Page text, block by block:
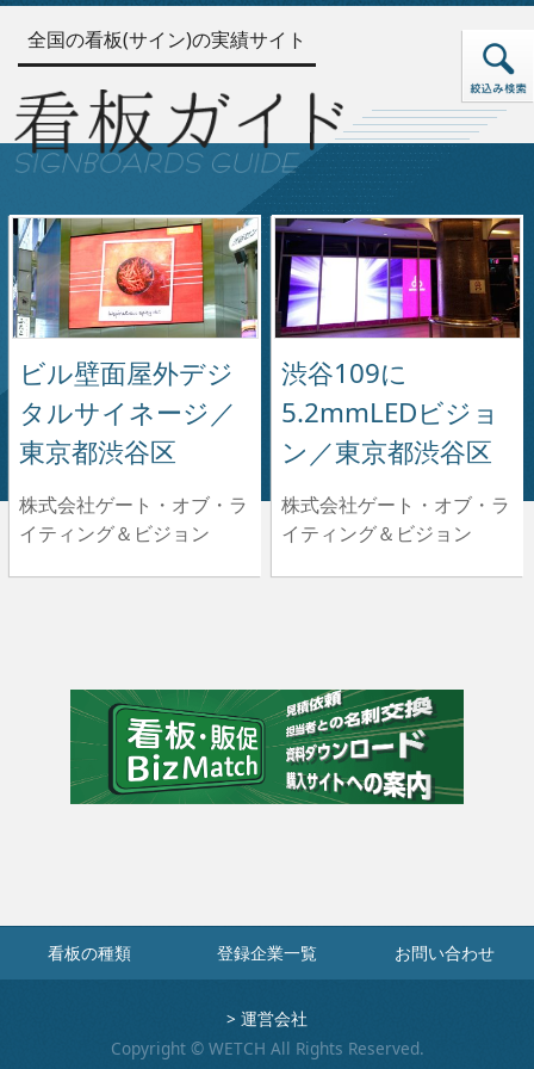
全国の看板(サイン)の実績サイト
ビル壁面屋外デジ
タルサイネージ／
東京都渋谷区
株式会社ゲート・オブ・ラ
イティング＆ビジョン
渋谷109に
5.2mmLEDビジョ
ン／東京都渋谷区
株式会社ゲート・オブ・ラ
イティング＆ビジョン
看板の種類 登録企業一覧 お問い合わせ
> 運営会社
Copyright © WETCH All Rights Reserved.